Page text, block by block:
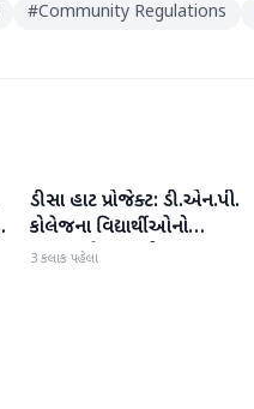
#Community Regulations
બનાસકાંઠા
ડીસા હાટ પ્રોજેક્ટ: ડી.એન.પી.
કોલેજના વિદ્યાર્થીઓનો
ઉત્સાહભેર સહયોગ
3 કલાક પહેલા